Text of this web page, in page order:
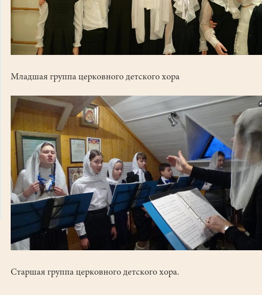
Младшая группа церковного детского хора
Старшая группа церковного детского хора.